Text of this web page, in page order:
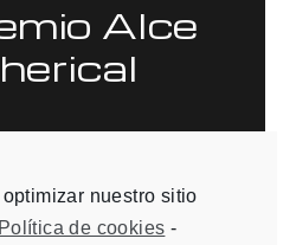
Alce
nuestro sitio
Política de cookies -